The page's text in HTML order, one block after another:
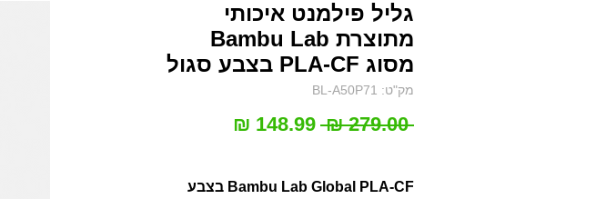
גליל פילמנט איכותי
מתוצרת Bambu Lab
מסוג PLA-CF בצבע סגול
מק"ט: BL-A50P71
‏279.00 ‏₪
מחיר
Bambu Lab Global PLA-CF בצבע